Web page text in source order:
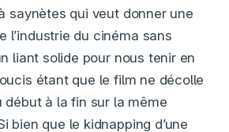
saynètes qui veut donner une
l’industrie du cinéma sans
liant solide pour nous tenir en
étant que le film ne décolle
début à la fin sur la même
bien que le kidnapping d’une